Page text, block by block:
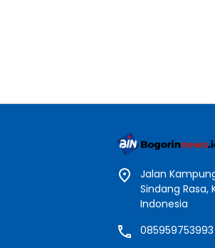
Jalan
Sindang Rasa,
Indonesia
085959753993